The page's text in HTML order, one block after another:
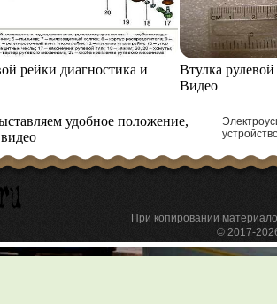
рейки диагностика и
Втулка
Видео
удобное положение,
При копировании
© 2017-